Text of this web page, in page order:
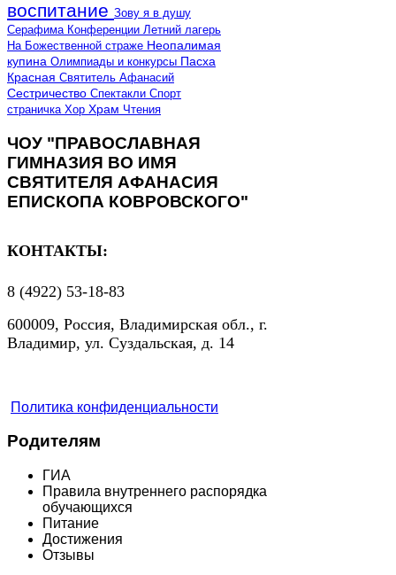
воспитание Зову я в душу
Серафима Конференции Летний лагерь
На Божественной страже Неопалимая
купина Олимпиады и конкурсы Пасха
Красная Святитель Афанасий
Сестричество Спектакли Спорт
страничка Хор Храм Чтения
ЧОУ "ПРАВОСЛАВНАЯ
ГИМНАЗИЯ ВО ИМЯ
СВЯТИТЕЛЯ АФАНАСИЯ
ЕПИСКОПА КОВРОВСКОГО"
КОНТАКТЫ:
8 (4922) 53-18-83
600009, Россия, Владимирская обл., г.
Владимир, ул. Суздальская, д. 14
Политика конфиденциальности
Родителям
ГИА
Правила внутреннего распорядка
обучающихся
Питание
Достижения
Отзывы